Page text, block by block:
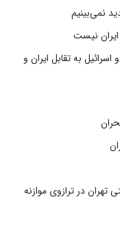
نمی‌بینیم
نیست
اسرائیل به تقابل ایران و
تهران در ترازوی موازنه